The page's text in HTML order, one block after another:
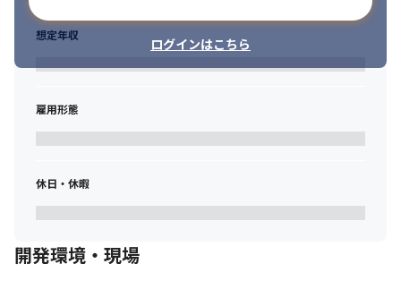
ログインはこちら
想定年収
雇用形態
休日・休暇
開発環境・現場